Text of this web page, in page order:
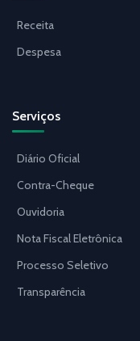
Receita
Despesa
Serviços
Diário Oficial
Contra-Cheque
Ouvidoria
Nota Fiscal Eletrônica
Processo Seletivo
Transparência